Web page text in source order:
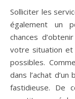
Solliciter les
également un
chances
votre situation et
possibles.
dans l’achat
fastidieuse. De